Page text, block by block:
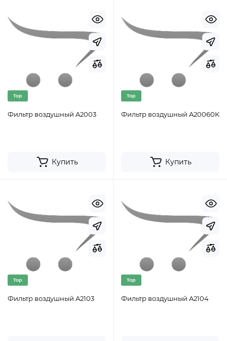
Top
Фильтр воздушный A2003
Купить
Top
Фильтр воздушный A20060K
Купить
Top
Фильтр воздушный A2103
Top
Фильтр воздушный A2104